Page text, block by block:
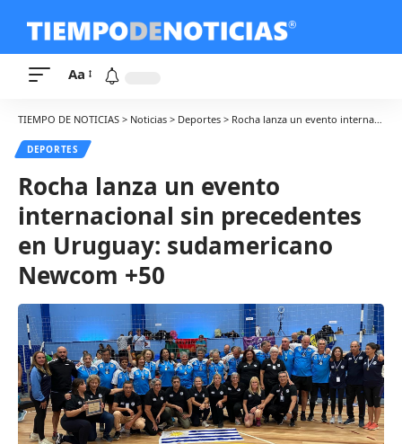
Aa
TIEMPO DE NOTICIAS > Noticias > Deportes > Rocha lanza un evento internacional sin precedentes en Uruguay: sudamericano Newcom +50
DEPORTES
Rocha lanza un evento
internacional sin precedentes
en Uruguay: sudamericano
Newcom +50